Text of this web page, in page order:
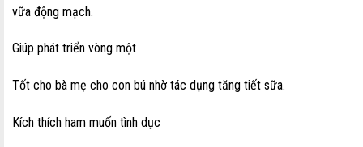
vữa động mạch.
Giúp phát triển vòng một
Tốt cho bà mẹ cho con bú nhờ tác dụng tăng tiết sữa.
Kích thích ham muốn tình dục